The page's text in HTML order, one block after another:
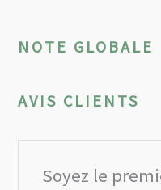
NOTE GLOBALE
AVIS CLIENTS
Soyez le